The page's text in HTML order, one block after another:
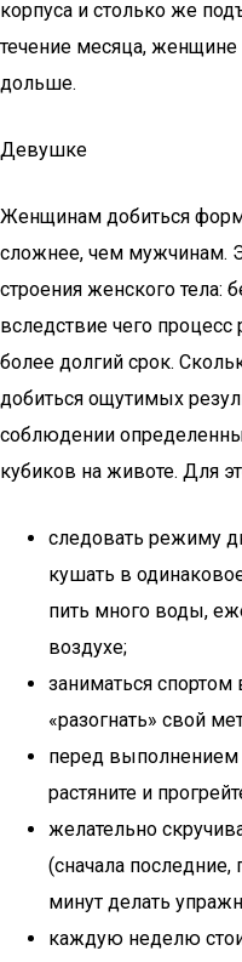
корпуса и столько же
течение месяца, женщине
дольше.
Девушке
Женщинам добиться
сложнее, чем мужчинам.
строения женского тела:
вследствие чего
более долгий срок.
добиться ощутимых
соблюдении
кубиков на животе. Для
следовать режиму
кушать в
пить много воды,
воздухе;
заниматься спортом
«разогнать» свой
перед выполнением
растяните и
желательно
(сначала
минут делать
каждую неделю